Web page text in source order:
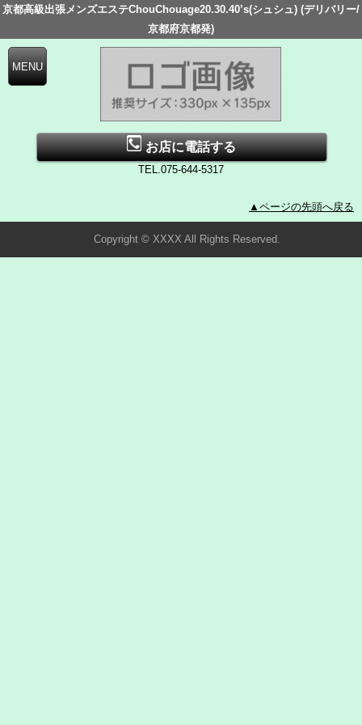
京都高級出張メンズエステChouChouage20.30.40’s(シュシュ) (デリバリー/
京都府京都発)
お店に電話する
TEL.075-644-5317
▲ページの先頭へ戻る
Copyright © XXXX All Rights Reserved.